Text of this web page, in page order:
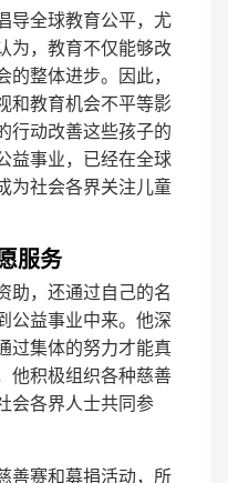
导全球教育公平，尤
为，教育不仅能够改
整体进步。因此，
和教育机会不平等影
行动改善这些孩子的
益事业，已经在全球
为社会各界关注儿童
服务
助，还通过自己的名
公益事业中来。他深
过集体的努力才能真
他积极组织各种慈善
会各界人士共同参
善赛和募捐活动，所